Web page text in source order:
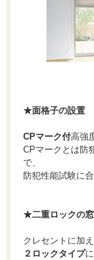
★面格子の設置
CPマーク付高強
CPマークとは防
で、
防犯性能試験に
★二重ロックの窓
クレセントに加
２ロックタイプ